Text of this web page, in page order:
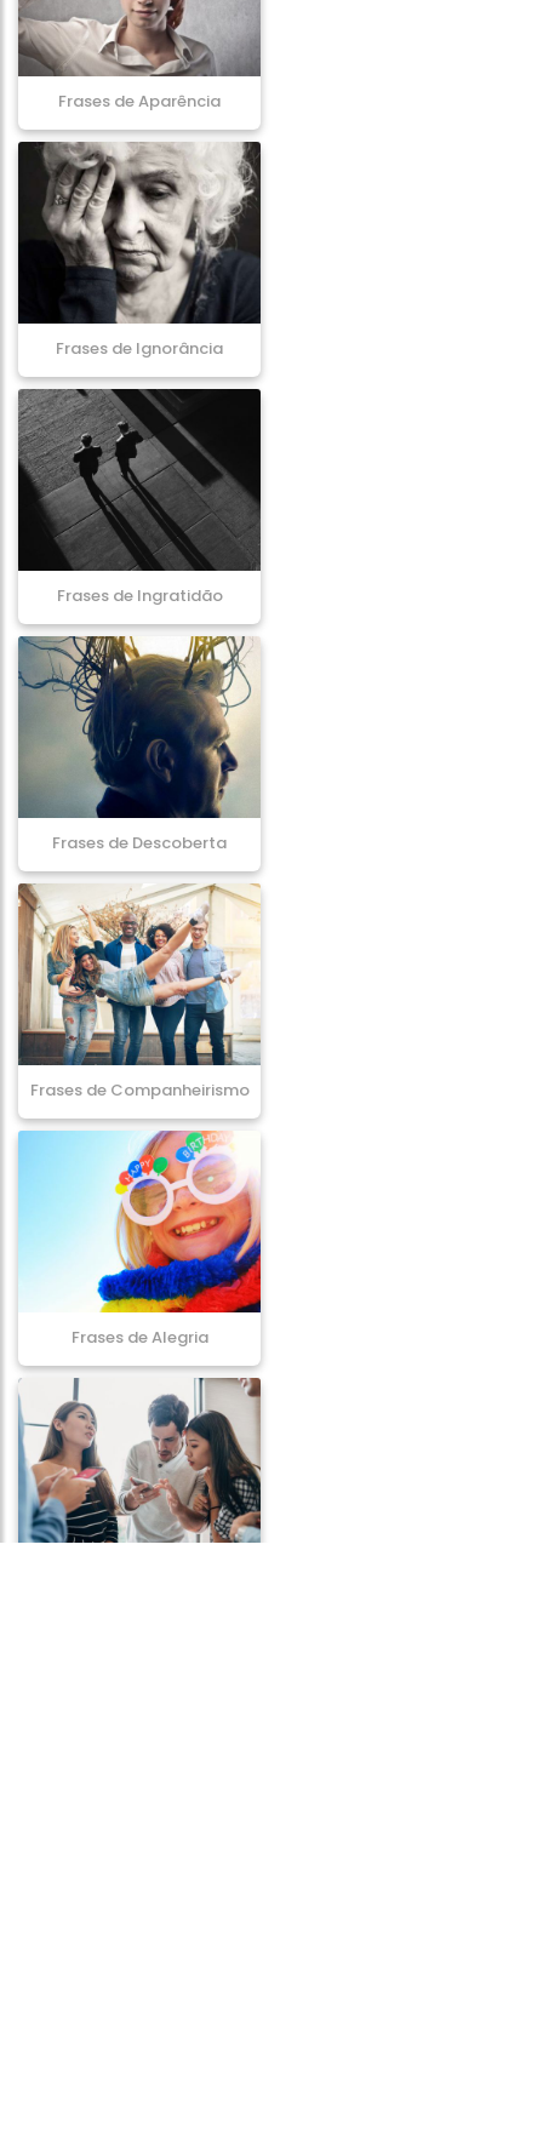
Frases de Aparência
Frases de Ignorância
Frases de Ingratidão
Frases de Descoberta
Frases de Companheirismo
Frases de Alegria